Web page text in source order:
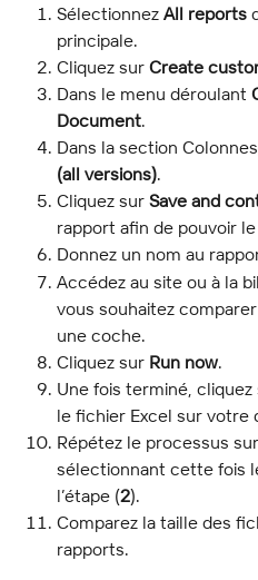
Sélectionnez All reports
principale.
Cliquez sur Create
Dans le menu déroulant
Document.
Dans la section
(all versions).
Cliquez sur Save and
rapport afin de pouvoir
Donnez un nom au
Accédez au site ou à la
vous souhaitez
une coche.
Cliquez sur Run now.
Une fois terminé, cliquez
le fichier Excel sur votre
Répétez le processus
sélectionnant cette fois
l’étape (2).
Comparez la taille des
rapports.